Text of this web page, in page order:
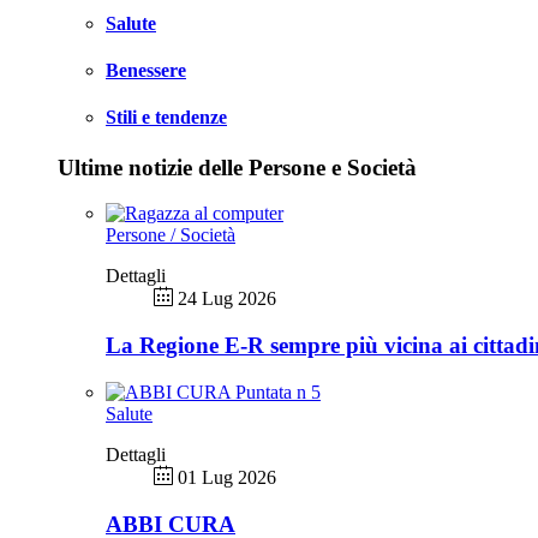
Salute
Benessere
Stili e tendenze
Ultime notizie delle Persone e Società
Persone / Società
Dettagli
24 Lug 2026
La Regione E-R sempre più vicina ai
Salute
Dettagli
01 Lug 2026
ABBI CURA